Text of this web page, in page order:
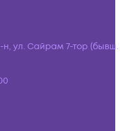
н, ул. Сайрам 7-тор (бывш.